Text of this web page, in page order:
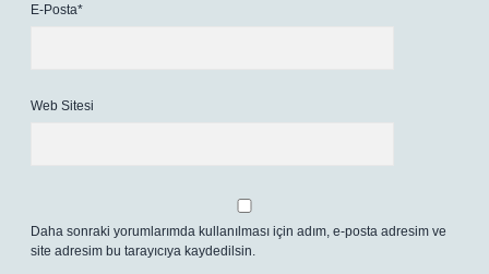
E-Posta*
Web Sitesi
Daha sonraki yorumlarımda kullanılması için adım, e-posta adresim ve
site adresim bu tarayıcıya kaydedilsin.